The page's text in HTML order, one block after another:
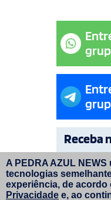
Receba
por e-
A PEDRA AZUL
tecnologias
experiência, de acordo
Privacidade e, ao